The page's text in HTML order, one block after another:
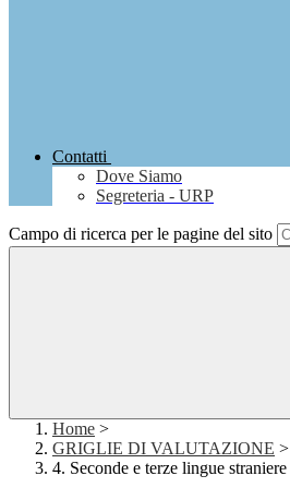
Contatti
Dove Siamo
Segreteria - URP
Campo di ricerca per le pagine del sito
Home >
GRIGLIE DI VALUTAZIONE >
4. Seconde e terze lingue straniere